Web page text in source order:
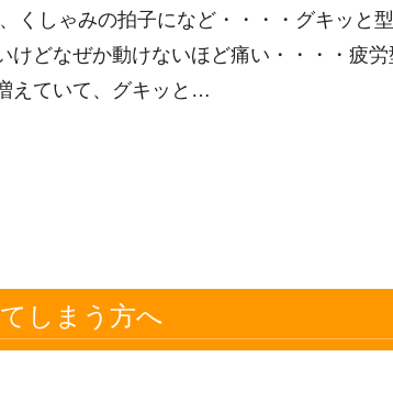
くしゃみの拍子になど・・・・グキッと
けどなぜか動けないほど痛い・・・・疲労
えていて、グキッと…
しまう方へ